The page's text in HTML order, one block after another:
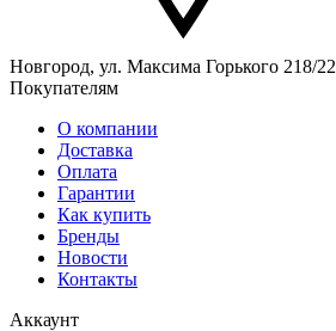
Новгород, ул. Максима Горького 218/22
Покупателям
О компании
Доставка
Оплата
Гарантии
Как купить
Бренды
Новости
Контакты
Аккаунт